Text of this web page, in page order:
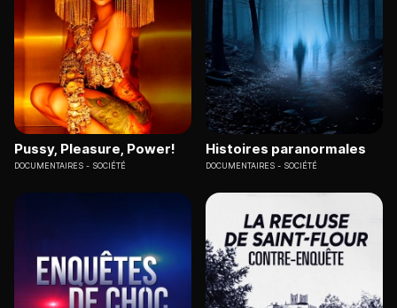
Pussy, Pleasure, Power!
DOCUMENTAIRES SOCIÉTÉ
Histoires paranormales
DOCUMENTAIRES SOCIÉTÉ